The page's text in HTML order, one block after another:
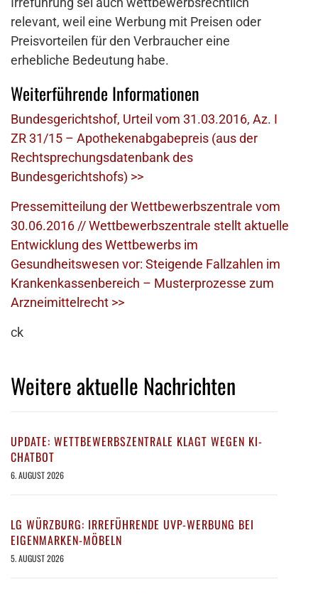
relevant, weil eine Werbung mit Preisen oder
Preisvorteilen für den Verbraucher eine
erhebliche Bedeutung habe.
Weiterführende Informationen
Bundesgerichtshof, Urteil vom 31.03.2016, Az. I
ZR 31/15 – Apothekenabgabepreis (aus der
Rechtsprechungsdatenbank des
Bundesgerichtshofs) >>
Pressemitteilung der Wettbewerbszentrale vom
30.06.2016 // Wettbewerbszentrale stellt aktuelle
Entwicklung des Wettbewerbs im
Gesundheitswesen vor: Steigende Fallzahlen im
Krankenkassenbereich – Musterprozesse zum
Arzneimittelrecht >>
ck
Weitere aktuelle Nachrichten
UPDATE: WETTBEWERBSZENTRALE KLAGT WEGEN KI-
CHATBOT
6. AUGUST 2026
LG WÜRZBURG: IRREFÜHRENDE UVP-WERBUNG BEI
EIGENMARKEN-MÖBELN
5. AUGUST 2026